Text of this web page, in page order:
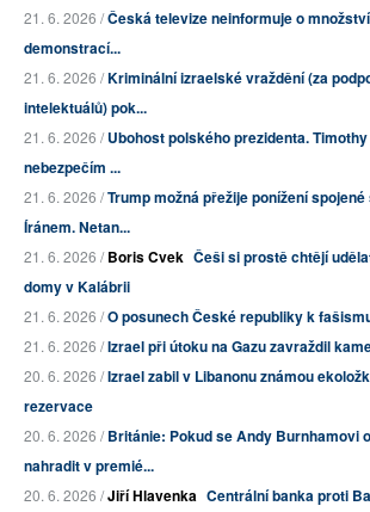
21. 6. 2026 /Česká televize neinformuje o
demonstrací...
21. 6. 2026 /Kriminální izraelské vraždění (za
intelektuálů) pok...
21. 6. 2026 /Ubohost polského prezidenta.
nebezpečím ...
21. 6. 2026 /Trump možná přežije ponížení
Íránem. Netan...
21. 6. 2026 /Boris Cvek Češi si prostě chtějí
domy v Kalábrii
21. 6. 2026 /O posunech České republiky k
21. 6. 2026 /Izrael při útoku na Gazu zavraždil
20. 6. 2026 /Izrael zabil v Libanonu známou
rezervace
20. 6. 2026 /Británie: Pokud se Andy Burnhamovi
nahradit v premié...
20. 6. 2026 /Jiří Hlavenka Centrální banka proti